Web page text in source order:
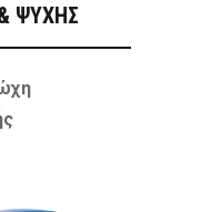
ΨΥΧΗΣ